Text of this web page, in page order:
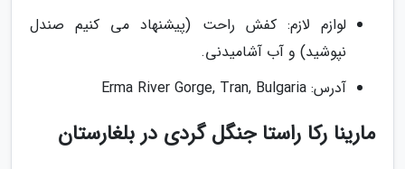
لوازم لازم: کفش راحت (پیشنهاد می کنیم صندل
نپوشید) و آب آشامیدنی.
آدرس: Erma River Gorge, Tran, Bulgaria
مارینا رکا راستا جنگل گردی در بلغارستان